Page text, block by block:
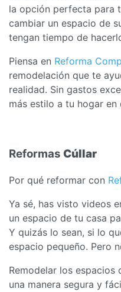
la opción perfecta para
cambiar un espacio de
tengan tiempo de
Piensa en Reforma
remodelación que te
realidad. Sin gastos
más estilo a tu hogar en
Reformas Cúllar
Por qué reformar con
Ya sé, has visto videos
un espacio de tu casa
Y quizás lo sean, si lo
espacio pequeño. Pero
Remodelar los
una manera segura y